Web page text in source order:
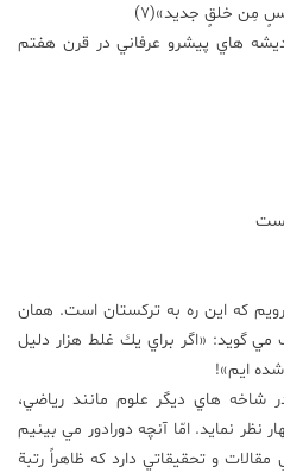
مِن خلقٍ جديد»(7)
هاي پيشرو عرفاني در قرن هفتم
كه اين ره به تركستان است. همان
گويد: «اگر براي يك غلط هزار دليل
ايم»!
شاخه هاي ديگر علوم مانند رياضي،
نظر نمايد. امّا آنچه دورادور مي بينيم
و تحقيقاتي دارد كه ظاهراً رتبة